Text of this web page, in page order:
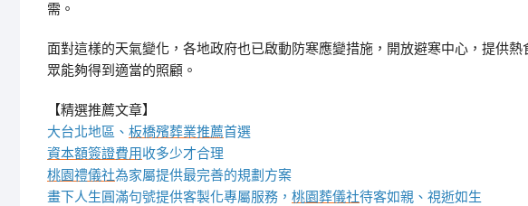
需。
面對這樣的天氣變化，各地政府也已啟動防寒應變措施，開放避寒中心，提供
眾能夠得到適當的照顧。
【精選推薦文章】
大台北地區、 板橋殯葬業推薦首選
資本額簽證費用收多少才合理
桃園禮儀社為家屬提供最完善的規劃方案
畫下人生圓滿句號提供客製化專屬服務， 桃園葬儀社待客如親、視逝如生